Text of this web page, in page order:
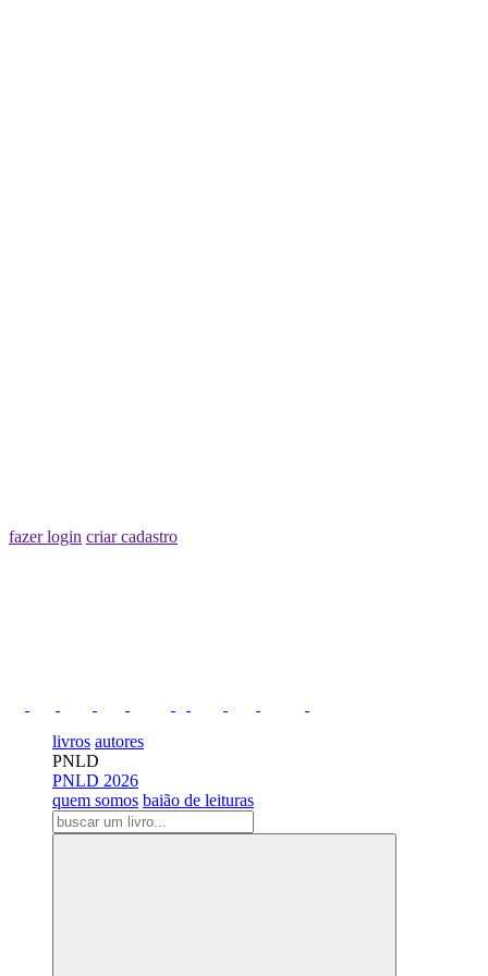
fazer login criar cadastro
livros autores
PNLD
PNLD 2026
quem somos baião de leituras